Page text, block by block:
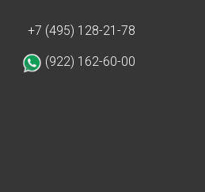
+7 (495) 128-21-78
(922) 162-60-00